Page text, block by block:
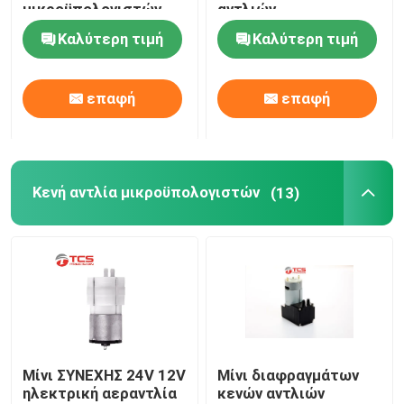
Σχετικά με εμάς
Επισκεψή εργοστασίου
Έλεγχος ποιότητας
Επικοινωνήστε μαζί μας
Ειδήσεις
Υποθέσεις
Μπλογκ
μικροϋπολογιστών
για
Sphygmomanometer
Καλύτερη τιμή
επαφή
αντλιών
διαφραγμάτων
μικροϋπολογιστών
ηλεκτρική 2.4W
Καλύτερη τιμή
επαφή
Κενή αντλία μικροϋπολογιστών (13)
Μίνι ΣΥΝΕΧΗΣ 24V 12V
ηλεκτρική αεραντλία
Μίνι διαφραγμάτων
κενών αντλιών